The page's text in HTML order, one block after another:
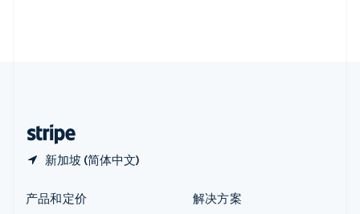
新加坡 (简体中文)
产品和定价
解决方案